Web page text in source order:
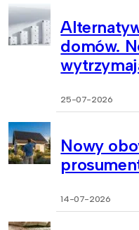
domów.
25-07-2026
Nowy
14-07-2026